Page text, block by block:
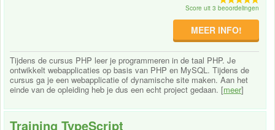
Score uit 3 beoordelingen
MEER INFO!
Tijdens de cursus PHP leer je programmeren in de taal PHP. Je
ontwikkelt webapplicaties op basis van PHP en MySQL. Tijdens de
cursus ga je een webapplicatie of dynamische site maken. Aan het
einde van de opleiding heb je dus een echt project gedaan. [meer]
Training TypeScript